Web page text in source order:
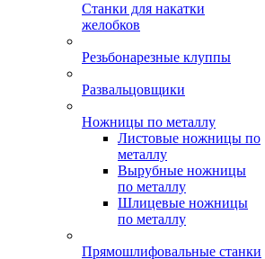
Станки для накатки
желобков
Резьбонарезные клуппы
Развальцовщики
Ножницы по металлу
Листовые ножницы по
металлу
Вырубные ножницы
по металлу
Шлицевые ножницы
по металлу
Прямошлифовальные станки